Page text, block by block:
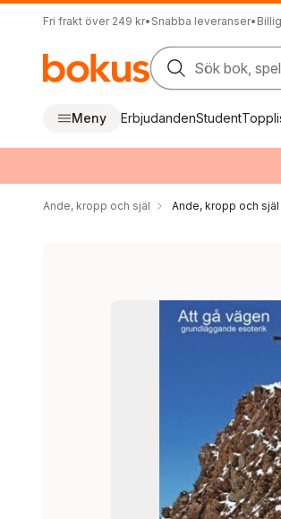
Fri frakt över 249 kr• Snabba leveranser•
Sök bok,
Meny ErbjudandenStudent
Ande, kropp och själ Ande, kropp och själ